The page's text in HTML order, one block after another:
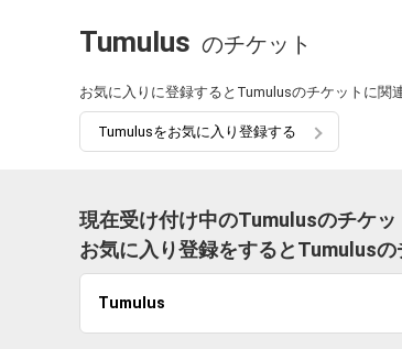
Tumulus のチケット
お気に入りに登録するとTumulusのチケットに関
Tumulusをお気に入り登録する
現在受け付け中のTumulusのチケッ
お気に入り登録をするとTumulusの
Tumulus